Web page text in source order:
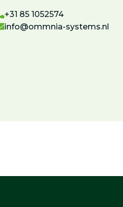
+31 85 1052574
info@ommnia-systems.nl